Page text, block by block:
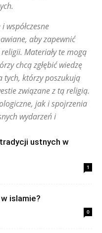
współczesne
aby zapewnić
Materiały te mogą
chcą zgłębić wiedzę
którzy poszukują
związane z tą religią.
jak i spojrzenia
wydarzeń i
ustnych w
1
islamie?
0